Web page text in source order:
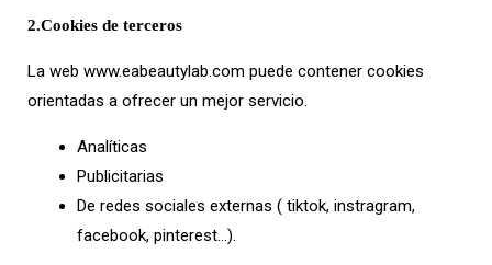
2.Cookies de terceros
La web www.eabeautylab.com puede contener cookies
orientadas a ofrecer un mejor servicio.
Analíticas
Publicitarias
De redes sociales externas ( tiktok, instragram,
facebook, pinterest…).